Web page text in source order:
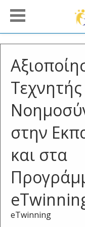
Τεχνητής
στην
και στα
eTwinning